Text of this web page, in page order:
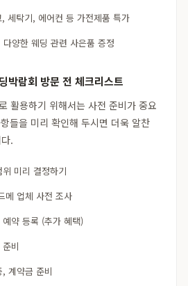
세탁기, 에어컨 등 가전제품 특가
양한 웨딩 관련 사은품 증정
박람회 방문 전 체크리스트
활용하기 위해서는 사전 준비가 중요
들을 미리 확인해 두시면 더욱 알찬
.
미리 결정하기
메 업체 사전 조사
약 등록 (추가 혜택)
비
계약금 준비